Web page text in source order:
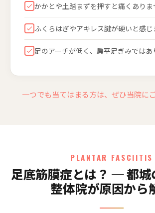
かかとや土踏まずを押すと痛くありま
ふくらはぎやアキレス腱が硬いと感じ
足のアーチが低く、扁平足ぎみではあ
一つでも当てはまる方は、ぜひ当院に
PLANTAR FASCIITIS
足底筋膜症とは？ ─ 都城
整体院が原因から